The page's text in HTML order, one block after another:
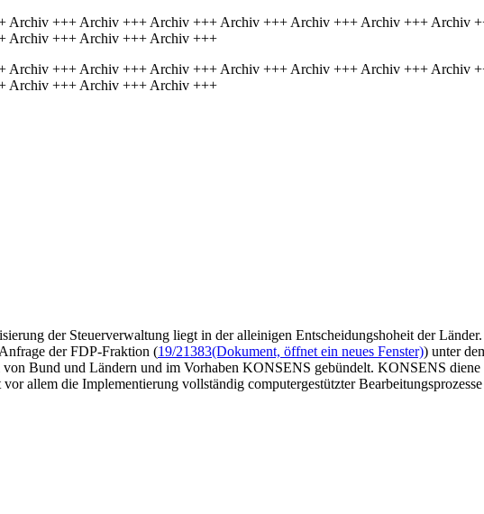
+++ Archiv +++ Archiv +++ Archiv +++ Archiv +++ Archiv +++ Archiv
Archiv +++ Archiv +++ Archiv +++
+++ Archiv +++ Archiv +++ Archiv +++ Archiv +++ Archiv +++ Archiv
Archiv +++ Archiv +++ Archiv +++
der Steuerverwaltung liegt in der alleinigen Entscheidungshoheit der
der FDP-Fraktion (19/21383(Dokument, öffnet ein neues Fenster)) unter
Bund und Ländern und im Vorhaben KONSENS gebündelt. KONSENS
allem die Implementierung vollständig computergestützter